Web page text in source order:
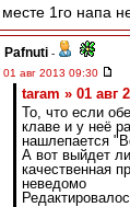
месте 1го напа
Pafnuti -
01 авг 2013 09:30
taram » 01 авг
То, что если
клаве и у неё
нашлепается
А вот выйдет
качественная
неведомо